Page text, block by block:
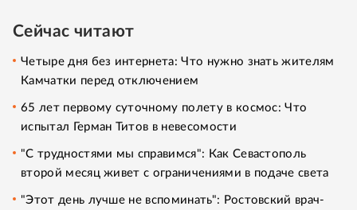
Сейчас читают
Четыре дня без интернета: Что нужно знать жителям
Камчатки перед отключением
65 лет первому суточному полету в космос: Что
испытал Герман Титов в невесомости
"С трудностями мы справимся": Как Севастополь
второй месяц живет с ограничениями в подаче света
"Этот день лучше не вспоминать": Ростовский врач-